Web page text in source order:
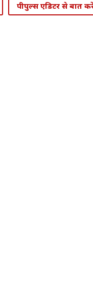
पीपुल्स एडिटर से बात